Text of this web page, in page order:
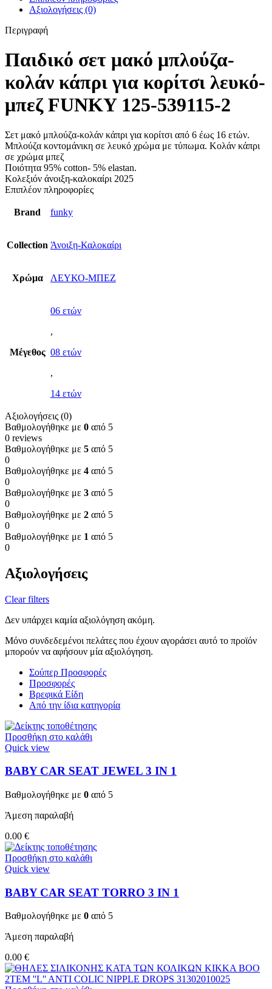
Αξιολογήσεις (0)
Περιγραφή
Παιδικό σετ μακό μπλούζα-
κολάν κάπρι για κορίτσι λευκό-
μπεζ FUNKY 125-539115-2
Σετ μακό μπλούζα-κολάν κάπρι για κορίτσι από 6 έως 16 ετών.
Μπλούζα κοντομάνικη σε λευκό χρώμα με τύπωμα. Κολάν κάπρι
σε χρώμα μπεζ
Ποιότητα 95% cotton- 5% elastan.
Κολεξιόν άνοιξη-καλοκαίρι 2025
Επιπλέον πληροφορίες
Brand funky
Collection Άνοιξη-Καλοκαίρι
Χρώμα ΛΕΥΚΟ-ΜΠΕΖ
Μέγεθος
06 ετών
,
08 ετών
,
14 ετών
Αξιολογήσεις (0)
Βαθμολογήθηκε με 0 από 5
0 reviews
Βαθμολογήθηκε με 5 από 5
0
Βαθμολογήθηκε με 4 από 5
0
Βαθμολογήθηκε με 3 από 5
0
Βαθμολογήθηκε με 2 από 5
0
Βαθμολογήθηκε με 1 από 5
0
Αξιολογήσεις
Clear filters
Δεν υπάρχει καμία αξιολόγηση ακόμη.
Μόνο συνδεδεμένοι πελάτες που έχουν αγοράσει αυτό το προϊόν
μπορούν να αφήσουν μία αξιολόγηση.
Σούπερ Προσφορές
Προσφορές
Βρεφικά Είδη
Από την ίδια κατηγορία
Προσθήκη στο καλάθι
Quick view
BABY CAR SEAT JEWEL 3 ΙΝ 1
Βαθμολογήθηκε με 0 από 5
Άμεση παραλαβή
0.00 €
Προσθήκη στο καλάθι
Quick view
BABY CAR SEAT TORRO 3 ΙΝ 1
Βαθμολογήθηκε με 0 από 5
Άμεση παραλαβή
0.00 €